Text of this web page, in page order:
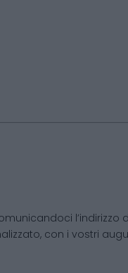
l’indirizzo
con i vostri